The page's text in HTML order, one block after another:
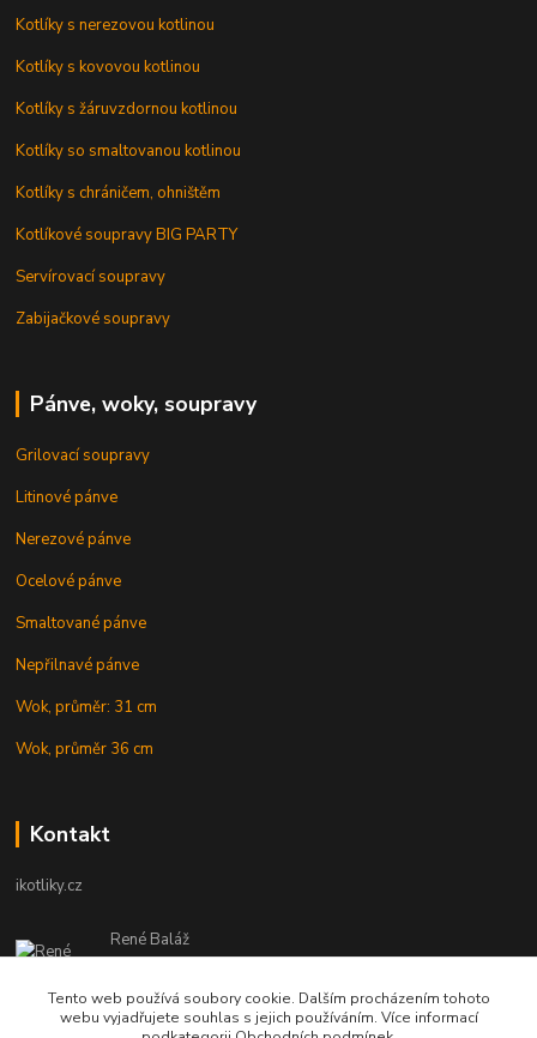
Kotlíky s nerezovou kotlinou
Kotlíky s kovovou kotlinou
Kotlíky s žáruvzdornou kotlinou
Kotlíky so smaltovanou kotlinou
Kotlíky s chráničem, ohništěm
Kotlíkové soupravy BIG PARTY
Servírovací soupravy
Zabijačkové soupravy
Pánve, woky, soupravy
Grilovací soupravy
Litinové pánve
Nerezové pánve
Ocelové pánve
Smaltované pánve
Nepřilnavé pánve
Wok, průměr: 31 cm
Wok, průměr 36 cm
Kontakt
ikotliky.cz
René Baláž
Eshop: +421 902 212 007
od 8:00 - do 16:00 hod
Tento web používá soubory cookie. Dalším procházením tohoto
webu vyjadřujete souhlas s jejich používáním. Více informací